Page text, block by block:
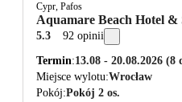
Cypr, Pafos
Aquamare Beach Hotel &
5.3 92 opinii
Termin 13.08 - 20.08.2026 (8
Miejsce wylotu Wrocław
Pokój Pokój 2 os.